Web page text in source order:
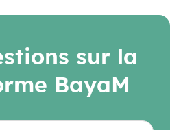
sur la
BayaM